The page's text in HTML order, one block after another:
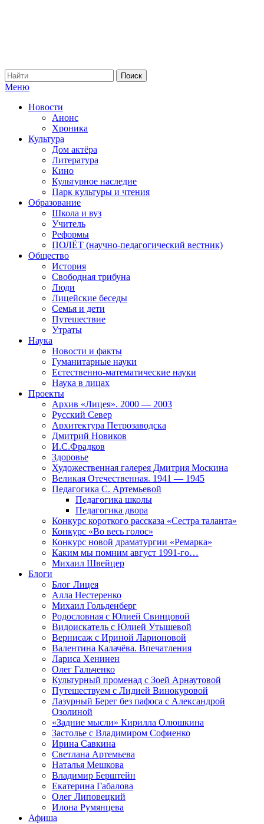
Меню
Новости
Анонс
Хроника
Культура
Дом актёра
Литература
Кино
Культурное наследие
Парк культуры и чтения
Образование
Школа и вуз
Учитель
Реформы
ПОЛЁТ (научно-педагогический вестник)
Общество
История
Свободная трибуна
Люди
Лицейские беседы
Семья и дети
Путешествие
Утраты
Наука
Новости и факты
Гуманитарные науки
Естественно-математические науки
Наука в лицах
Проекты
Архив «Лицея». 2000 — 2003
Русский Север
Архитектура Петрозаводска
Дмитрий Новиков
И.С.Фрадков
Здоровье
Художественная галерея Дмитрия Москина
Великая Отечественная. 1941 — 1945
Педагогика С. Артемьевой
Педагогика школы
Педагогика двора
Конкурс короткого рассказа «Сестра таланта»
Конкурс «Во весь голос»
Конкурс новой драматургии «Ремарка»
Каким мы помним август 1991-го…
Михаил Швейцер
Блоги
Блог Лицея
Алла Нестеренко
Михаил Гольденберг
Родословная с Юлией Свинцовой
Видоискатель с Юлией Утышевой
Вернисаж с Ириной Ларионовой
Валентина Калачёва. Впечатления
Лариса Хенинен
Олег Гальченко
Культурный променад с Зоей Арнаутовой
Путешествуем с Лидией Винокуровой
Лазурный Берег без пафоса с Александрой
Озолиной
«Задние мысли» Кирилла Олюшкина
Застолье с Владимиром Софиенко
Ирина Савкина
Светлана Артемьева
Наталья Мешкова
Владимир Берштейн
Екатерина Габалова
Олег Липовецкий
Илона Румянцева
Афиша